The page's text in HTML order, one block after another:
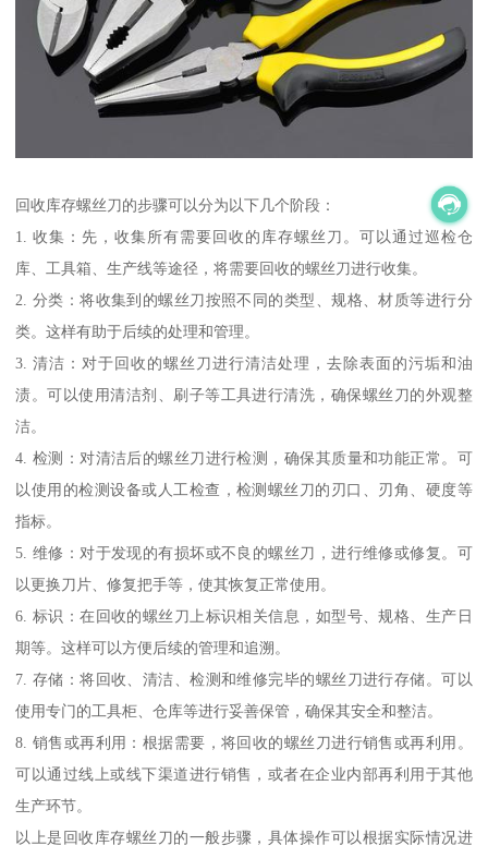
回收库存螺丝刀的步骤可以分为以下几个阶段：
1. 收集：先，收集所有需要回收的库存螺丝刀。可以通过巡检仓
库、工具箱、生产线等途径，将需要回收的螺丝刀进行收集。
2. 分类：将收集到的螺丝刀按照不同的类型、规格、材质等进行分
类。这样有助于后续的处理和管理。
3. 清洁：对于回收的螺丝刀进行清洁处理，去除表面的污垢和油
渍。可以使用清洁剂、刷子等工具进行清洗，确保螺丝刀的外观整
洁。
4. 检测：对清洁后的螺丝刀进行检测，确保其质量和功能正常。可
以使用的检测设备或人工检查，检测螺丝刀的刃口、刃角、硬度等
指标。
5. 维修：对于发现的有损坏或不良的螺丝刀，进行维修或修复。可
以更换刀片、修复把手等，使其恢复正常使用。
6. 标识：在回收的螺丝刀上标识相关信息，如型号、规格、生产日
期等。这样可以方便后续的管理和追溯。
7. 存储：将回收、清洁、检测和维修完毕的螺丝刀进行存储。可以
使用专门的工具柜、仓库等进行妥善保管，确保其安全和整洁。
8. 销售或再利用：根据需要，将回收的螺丝刀进行销售或再利用。
可以通过线上或线下渠道进行销售，或者在企业内部再利用于其他
生产环节。
以上是回收库存螺丝刀的一般步骤，具体操作可以根据实际情况进